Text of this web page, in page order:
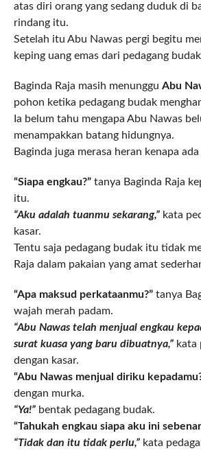
atas diri orang yang sedang duduk di
rindang itu.
Setelah itu Abu Nawas pergi begitu
keping uang emas dari pedagang
Baginda Raja masih menunggu Abu
pohon ketika pedagang budak
Ia belum tahu mengapa Abu Nawas
menampakkan batang hidungnya.
Baginda juga merasa heran kenapa
“Siapa engkau?”tanya Baginda Raja
itu.
“Aku adalah tuanmu sekarang,” kata
kasar.
Tentu saja pedagang budak itu tidak
Raja dalam pakaian yang amat
“Apa maksud perkataanmu?”tanya
wajah merah padam.
“Abu Nawas telah menjual engkau
surat kuasa yang baru dibuatnya,” kata
dengan kasar.
“Abu Nawas menjual diriku
dengan murka.
“Ya!” bentak pedagang budak.
“Tahukah engkau siapa aku ini
“Tidak dan itu tidak perlu,” kata